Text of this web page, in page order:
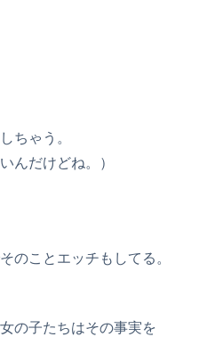
ちゃう。
んだけどね。）
のことエッチもしてる。
の子たちはその事実を